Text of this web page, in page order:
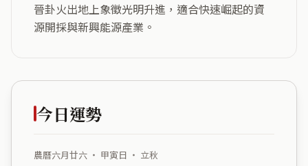
晉卦火出地上象徵光明升進，適合快速崛起的資
源開採與新興能源產業。
今日運勢
農曆六月廿六 ・ 甲寅日 ・ 立秋